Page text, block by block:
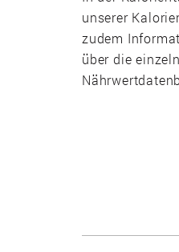
unserer
zudem
über die